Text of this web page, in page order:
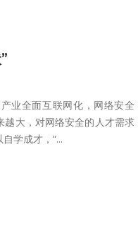
业全面互联网化，网络安全
越大，对网络安全的人才需求
学成才，“...